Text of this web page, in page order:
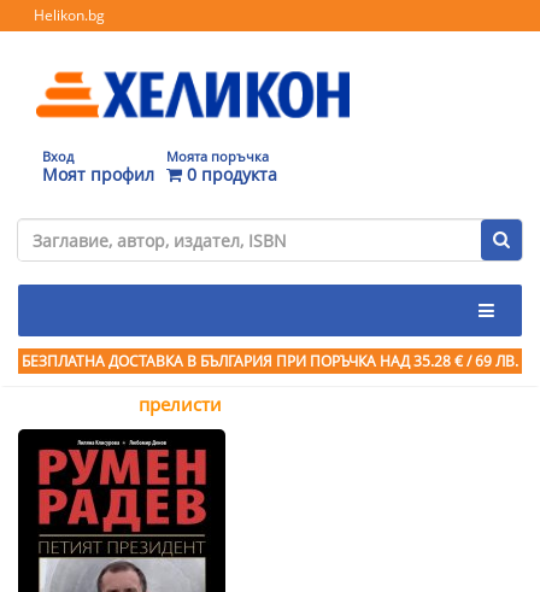
Helikon.bg
Вход
Моят профил
Моята поръчка
0 продукта
БЕЗПЛАТНА ДОСТАВКА В БЪЛГАРИЯ ПРИ ПОРЪЧКА НАД 35.28 € / 69 ЛВ.
прелисти